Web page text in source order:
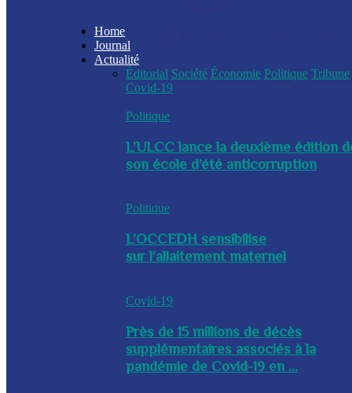
Home
Journal
Actualité
Éditorial Société Économie Politique Tribune
Covid-19
Politique
L’ULCC lance la deuxième édition
son école d’été anticorruption
Politique
L’OCCEDH sensibilise
sur l’allaitement maternel
Covid-19
Près de 15 millions de décès
supplémentaires associés à la
pandémie de Covid-19 en ...